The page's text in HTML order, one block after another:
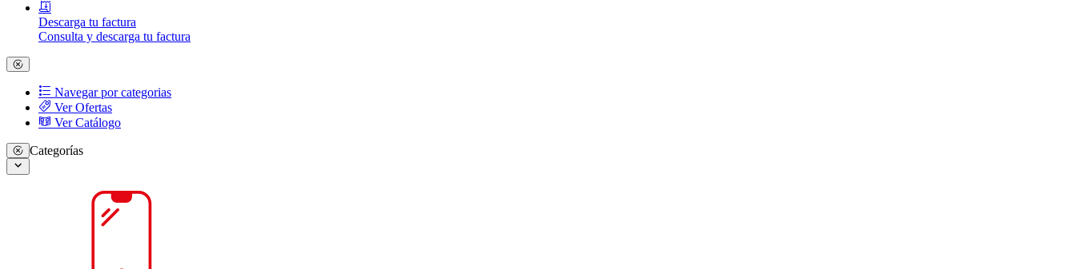
Descarga tu factura
Consulta y descarga tu factura
Navegar por categorias
Ver Ofertas
Ver Catálogo
Categorías